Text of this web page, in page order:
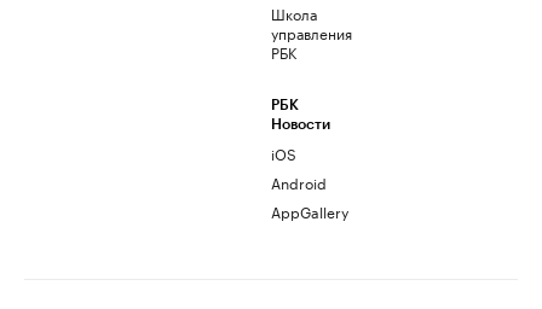
Школа
управления
РБК
РБК
Новости
iOS
Android
AppGallery